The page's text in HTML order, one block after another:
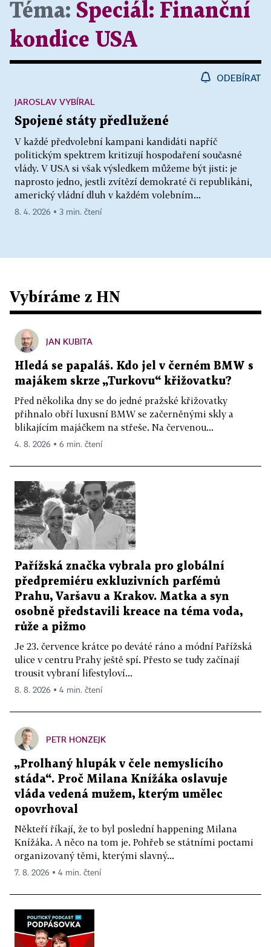
Téma: Speciál: Finanční
kondice USA
ODEBÍRAT
Spojené státy předlužené
V každé předvolební kampani kandidáti napříč
politickým spektrem kritizují hospodaření současné
vlády. V USA si však výsledkem můžeme být jisti: je
naprosto jedno, jestli zvítězí demokraté či republikáni,
americký vládní dluh v každém volebním...
JAROSLAV VYBÍRAL
8. 4. 2026 ▪ 3 min. čtení
Vybíráme z HN
JAN KUBITA
Hledá se papaláš. Kdo jel v černém BMW s
majákem skrze „Turkovu“ křižovatku?
Před několika dny se do jedné pražské křižovatky
přihnalo obří luxusní BMW se začerněnými skly a
blikajícím majáčkem na střeše. Na červenou...
4. 8. 2026 ▪ 6 min. čtení
Pařížská značka vybrala pro globální
předpremiéru exkluzivních parfémů
Prahu, Varšavu a Krakov. Matka a syn
osobně představili kreace na téma voda,
růže a pižmo
Je 23. července krátce po deváté ráno a módní Pařížská
ulice v centru Prahy ještě spí. Přesto se tudy začínají
trousit vybraní lifestyloví...
8. 8. 2026 ▪ 4 min. čtení
PETR HONZEJK
„Prolhaný hlupák v čele nemyslícího
stáda“. Proč Milana Knížáka oslavuje
vláda vedená mužem, kterým umělec
opovrhoval
Někteří říkají, že to byl poslední happening Milana
Knížáka. A něco na tom je. Pohřeb se státními poctami
organizovaný těmi, kterými slavný...
7. 8. 2026 ▪ 4 min. čtení